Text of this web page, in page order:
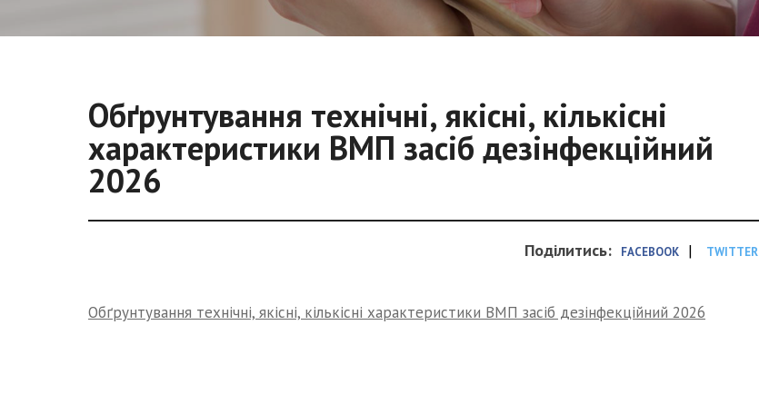
Обґрунтування технічні, якісні, кількісні
характеристики ВМП засіб дезінфекційний
2026
Поділитись: FACEBOOK | TWITTER
Обґрунтування технічні, якісні, кількісні характеристики ВМП засіб дезінфекційний 2026